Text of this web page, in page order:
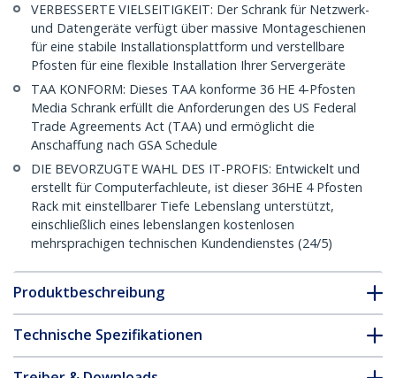
VERBESSERTE VIELSEITIGKEIT: Der Schrank für Netzwerk-
und Datengeräte verfügt über massive Montageschienen
für eine stabile Installationsplattform und verstellbare
Pfosten für eine flexible Installation Ihrer Servergeräte
TAA KONFORM: Dieses TAA konforme 36 HE 4-Pfosten
Media Schrank erfüllt die Anforderungen des US Federal
Trade Agreements Act (TAA) und ermöglicht die
Anschaffung nach GSA Schedule
DIE BEVORZUGTE WAHL DES IT-PROFIS: Entwickelt und
erstellt für Computerfachleute, ist dieser 36HE 4 Pfosten
Rack mit einstellbarer Tiefe Lebenslang unterstützt,
einschließlich eines lebenslangen kostenlosen
mehrsprachigen technischen Kundendienstes (24/5)
Produktbeschreibung
Technische Spezifikationen